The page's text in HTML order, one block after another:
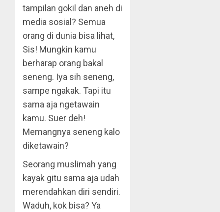
tampilan gokil dan aneh di
media sosial? Semua
orang di dunia bisa lihat,
Sis! Mungkin kamu
berharap orang bakal
seneng. Iya sih seneng,
sampe ngakak. Tapi itu
sama aja ngetawain
kamu. Suer deh!
Memangnya seneng kalo
diketawain?
Seorang muslimah yang
kayak gitu sama aja udah
merendahkan diri sendiri.
Waduh, kok bisa? Ya